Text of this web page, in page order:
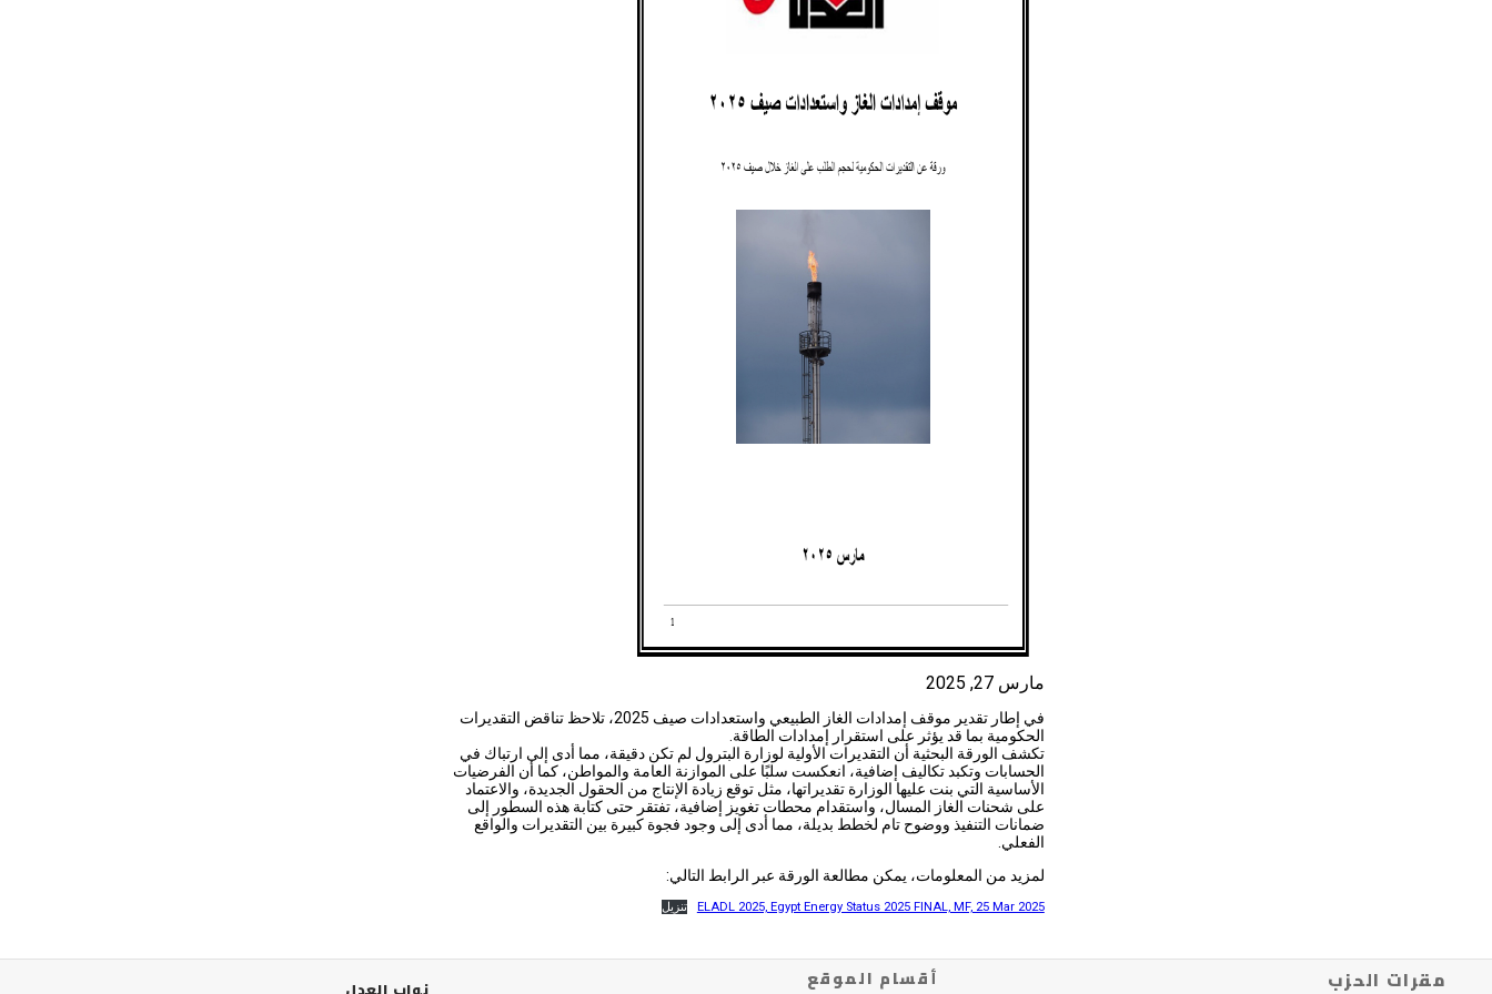
مارس 27, 2025
في إطار تقدير موقف إمدادات الغاز الطبيعي واستعدادات صيف 2025، تلاحظ تناقض التقديرات
الحكومية بما قد يؤثر على استقرار إمدادات الطاقة.
تكشف الورقة البحثية أن التقديرات الأولية لوزارة البترول لم تكن دقيقة، مما أدى إلى ارتباك في
الحسابات وتكبد تكاليف إضافية، انعكست سلبًا على الموازنة العامة والمواطن، كما أن الفرضيات
الأساسية التي بنت عليها الوزارة تقديراتها، مثل توقع زيادة الإنتاج من الحقول الجديدة، والاعتماد
على شحنات الغاز المسال، واستقدام محطات تغويز إضافية، تفتقر حتى كتابة هذه السطور إلى
ضمانات التنفيذ ووضوح تام لخطط بديلة، مما أدى إلى وجود فجوة كبيرة بين التقديرات والواقع
الفعلي.
لمزيد من المعلومات، يمكن مطالعة الورقة عبر الرابط التالي:
ELADL 2025, Egypt Energy Status 2025 FINAL, MF, 25 Mar 2025 تنزيل
مقرات الحزب أقسام الموقع